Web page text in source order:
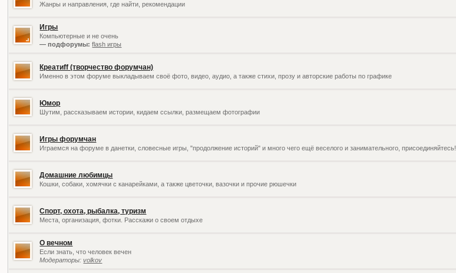
Жанры и направления, где найти, рекомендации
Игры
Компьютерные и не очень
— подфорумы: flash игры
Креатиff (творчество форумчан)
Именно в этом форуме выкладываем своё фото, видео, аудио, а также стихи, прозу и авторские работы по графике
Юмор
Шутим, рассказываем истории, кидаем ссылки, размещаем фотографии
Игры форумчан
Играемся на форуме в данетки, словесные игры, "продолжение историй" и много чего ещё веселого и занимательного, присоединяйтесь!
Домашние любимцы
Кошки, собаки, хомячки с канарейками, а также цветочки, вазочки и прочие рюшечки
Спорт, охота, рыбалка, туризм
Места, организация, фотки. Расскажи о своем отдыхе
О вечном
Если знать, что человек вечен
Модераторы:volkov